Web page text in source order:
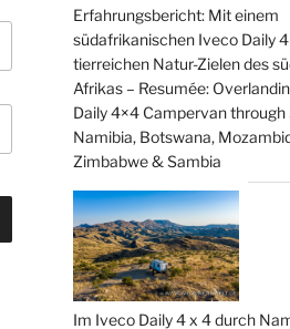
Erfahrungsbericht: Mit einem
südafrikanischen Iveco Daily
tierreichen Natur-Zielen des
Afrikas – Resumée:
Daily 4×4 Campervan through
Namibia, Botswana,
Zimbabwe & Sambia
Im Iveco Daily 4 x 4 durch